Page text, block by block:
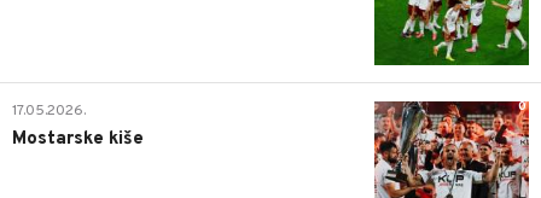
0
17.05.2026.
Mostarske kiše